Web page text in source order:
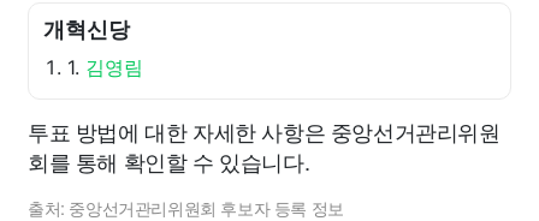
개혁신당
1. 김영림
투표 방법에 대한 자세한 사항은 중앙선거관리위원
회를 통해 확인할 수 있습니다.
출처: 중앙선거관리위원회 후보자 등록 정보